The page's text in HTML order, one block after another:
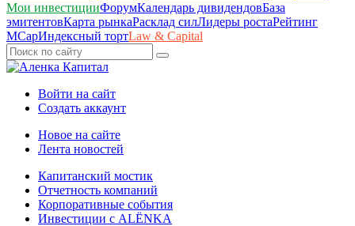
Мои инвестицииФорумКалендарь дивидендовБаза
эмитентовКарта рынкаРасклад силЛидеры ростаРейтинг
MCapИндексный тортLaw & Capital
Войти на сайт
Создать аккаунт
Новое на сайте
Лента новостей
Капитанский мостик
Отчетность компаний
Корпоративные события
Инвестиции с ALЁNKA